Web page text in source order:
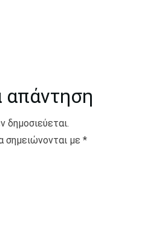
απάντηση
δημοσιεύεται.
σημειώνονται με*